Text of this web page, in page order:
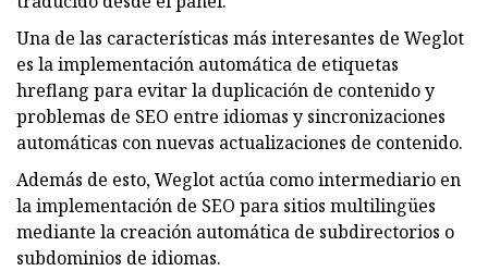
Una de las características más interesantes de Weglot
es la implementación automática de etiquetas
hreflang para evitar la duplicación de contenido y
problemas de SEO entre idiomas y sincronizaciones
automáticas con nuevas actualizaciones de contenido.
Además de esto, Weglot actúa como intermediario en
la implementación de SEO para sitios multilingües
mediante la creación automática de subdirectorios o
subdominios de idiomas.